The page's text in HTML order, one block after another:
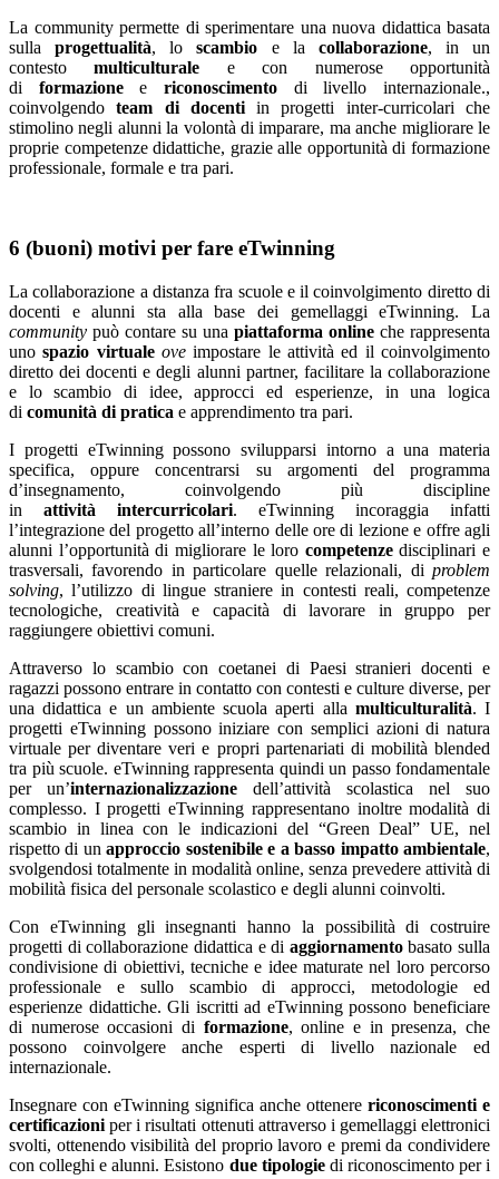
La community permette di sperimentare una nuova didattica basata
sullaprogettualità, loscambio e la collaborazione, in un
contestomulticulturale e
con numerose opportunità
di formazionee riconoscimento di livello internazionale.,
coinvolgendoteam di docentiin progetti inter-curricolari che
stimolino negli alunni la volontà di imparare, ma anche migliorare le
proprie competenze didattiche, grazie alle opportunità di formazione
professionale, formale e tra pari.
6 (buoni) motivi per fare eTwinning
La collaborazione a distanza fra scuole e il coinvolgimento diretto di
docenti e alunni sta alla base dei gemellaggi eTwinning. La
community può contare su una piattaforma online che rappresenta
unospazio virtuale ove impostare le attività ed il coinvolgimento
diretto dei docenti e degli alunni partner, facilitare la collaborazione
e lo scambio di idee, approcci ed esperienze, in una logica
di comunità di pratica e apprendimento tra pari.
I progetti eTwinning possono svilupparsi intorno a una materia
specifica, oppure concentrarsi su argomenti del programma
d’insegnamento, coinvolgendo più discipline
in attività intercurricolari. eTwinning incoraggia infatti
l’integrazione del progetto all’interno delle ore di lezione e offre agli
alunni l’opportunità di migliorare le loro competenzedisciplinari e
trasversali, favorendo in particolare quelle relazionali, di problem
solving, l’utilizzo di lingue straniere in contesti reali, competenze
tecnologiche, creatività e capacità di lavorare in gruppo per
raggiungere obiettivi comuni.
Attraverso lo scambio con coetanei di Paesi stranieri docenti e
ragazzi possono entrare in contatto con contesti e culture diverse, per
una didattica e un ambiente scuola aperti alla multiculturalità. I
progetti eTwinning possono iniziare con semplici azioni di natura
virtuale per diventare veri e propri partenariati di mobilità blended
tra più scuole. eTwinning rappresenta quindi un passo fondamentale
per un’internazionalizzazione dell’attività scolastica nel suo
complesso. I progetti eTwinning rappresentano inoltre modalità di
scambio in linea con le indicazioni del “Green Deal” UE, nel
rispetto di unapproccio sostenibile e a basso impatto ambientale,
svolgendosi totalmente in modalità online, senza prevedere attività di
mobilità fisica del personale scolastico e degli alunni coinvolti.
Con eTwinning gli insegnanti hanno la possibilità di costruire
progetti di collaborazione didattica e di aggiornamentobasato sulla
condivisione di obiettivi, tecniche e idee maturate nel loro percorso
professionale e sullo scambio di approcci, metodologie ed
esperienze didattiche. Gli iscritti ad eTwinning possono beneficiare
di numerose occasioni di formazione, online e in presenza, che
possono coinvolgere anche esperti di livello nazionale ed
internazionale.
Insegnare con eTwinning significa anche ottenere riconoscimenti e
certificazioni per i risultati ottenuti attraverso i gemellaggi elettronici
svolti, ottenendo visibilità del proprio lavoro e premi da condividere
con colleghi e alunni. Esistono due tipologiedi riconoscimento per i